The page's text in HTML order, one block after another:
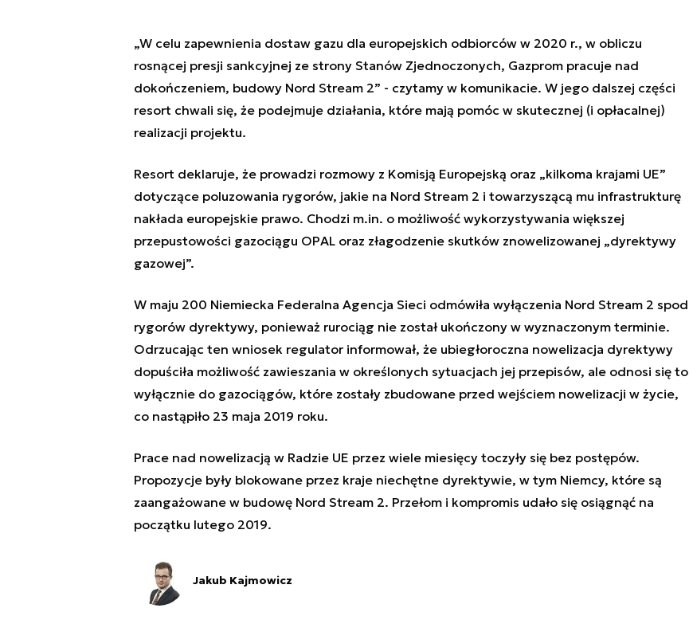
„W celu zapewnienia dostaw gazu dla europejskich odbiorców w 2020 r., w obliczu
rosnącej presji sankcyjnej ze strony Stanów Zjednoczonych, Gazprom pracuje nad
dokończeniem, budowy Nord Stream 2” - czytamy w komunikacie. W jego dalszej części
resort chwali się, że podejmuje działania, które mają pomóc w skutecznej (i opłacalnej)
realizacji projektu.
Resort deklaruje, że prowadzi rozmowy z Komisją Europejską oraz „kilkoma krajami UE”
dotyczące poluzowania rygorów, jakie na Nord Stream 2 i towarzyszącą mu infrastrukturę
nakłada europejskie prawo. Chodzi m.in. o możliwość wykorzystywania większej
przepustowości gazociągu OPAL oraz złagodzenie skutków znowelizowanej „dyrektywy
gazowej”.
W maju 200 Niemiecka Federalna Agencja Sieci odmówiła wyłączenia Nord Stream 2 spod
rygorów dyrektywy, ponieważ rurociąg nie został ukończony w wyznaczonym terminie.
Odrzucając ten wniosek regulator informował, że ubiegłoroczna nowelizacja dyrektywy
dopuściła możliwość zawieszania w określonych sytuacjach jej przepisów, ale odnosi się to
wyłącznie do gazociągów, które zostały zbudowane przed wejściem nowelizacji w życie,
co nastąpiło 23 maja 2019 roku.
Prace nad nowelizacją w Radzie UE przez wiele miesięcy toczyły się bez postępów.
Propozycje były blokowane przez kraje niechętne dyrektywie, w tym Niemcy, które są
zaangażowane w budowę Nord Stream 2. Przełom i kompromis udało się osiągnąć na
początku lutego 2019.
Jakub Kajmowicz